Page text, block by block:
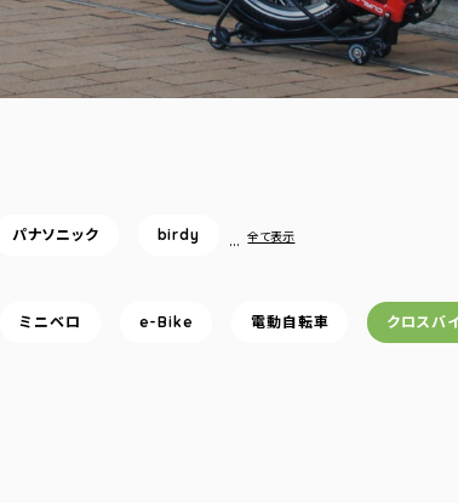
パナソニック birdy … 全て表示
ミニベロ e-Bike 電動自転車 クロスバ